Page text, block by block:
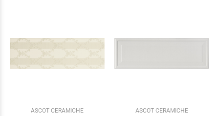
ASCOT CERAMICHE
ASCOT CERAMICHE